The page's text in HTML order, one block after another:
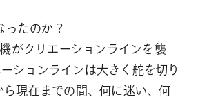
ったのか？
がクリエーションラインを襲
ションラインは大きく舵を切り
ら現在までの間、何に迷い、何